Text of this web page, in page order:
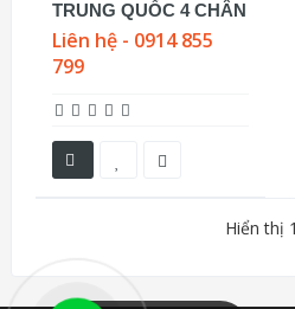
TRUNG QUỐC 4 CHÂN
Liên hệ - 0914 855
799
Hiển thị